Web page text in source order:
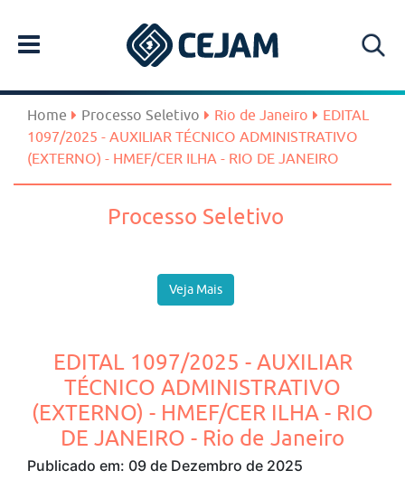
Home Processo Seletivo Rio de Janeiro
EDITAL
1097/2025 - AUXILIAR TÉCNICO ADMINISTRATIVO
(EXTERNO) - HMEF/CER ILHA - RIO DE JANEIRO
Processo Seletivo
Veja Mais
EDITAL 1097/2025 - AUXILIAR
TÉCNICO ADMINISTRATIVO
(EXTERNO) - HMEF/CER ILHA - RIO
DE JANEIRO - Rio de Janeiro
Publicado em: 09 de Dezembro de 2025